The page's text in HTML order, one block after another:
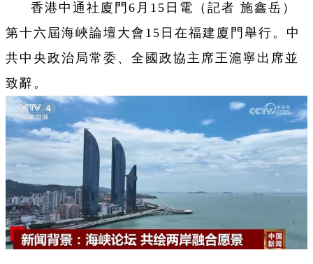
香港中通社廈門6月15日電（記者 施鑫岳）
第十六屆海峽論壇大會15日在福建廈門舉行。中
共中央政治局常委、全國政協主席王滬寧出席並
致辭。